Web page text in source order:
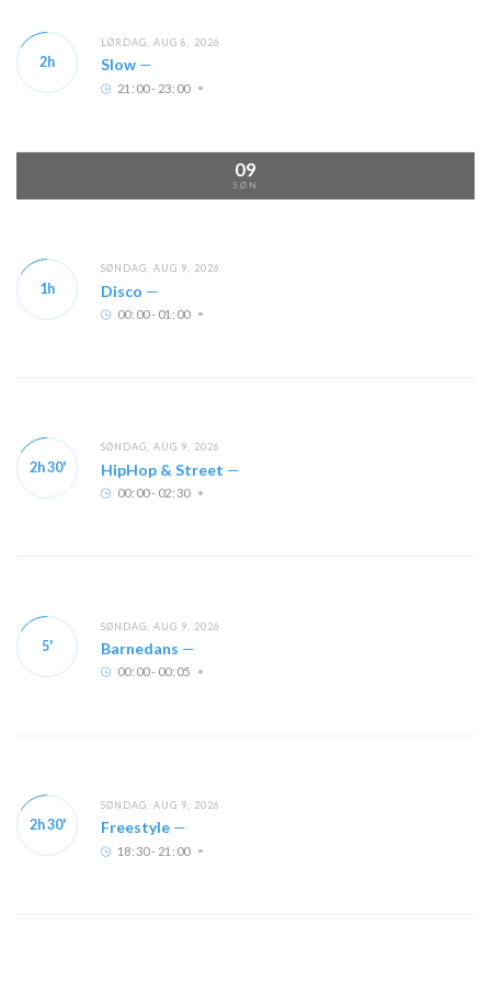
2h
LØRDAG, AUG 8, 2026
Slow —
21 : 00 - 23: 00
09
SØN
1h
SØNDAG, AUG 9, 2026
Disco —
00: 00 - 01 : 00
2h 30'
SØNDAG, AUG 9, 2026
HipHop & Street —
00: 00 - 02:30
5'
SØNDAG, AUG 9, 2026
Barnedans —
00: 00 - 00: 05
2h 30'
SØNDAG, AUG 9, 2026
Freestyle —
18:30 - 21 : 00